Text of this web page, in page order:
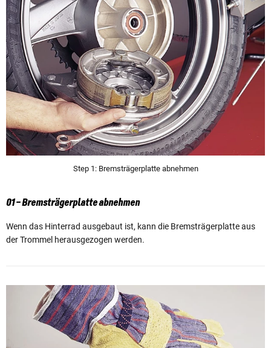
Step 1: Bremsträgerplatte abnehmen
01 – Bremsträgerplatte abnehmen
Wenn das Hinterrad ausgebaut ist, kann die Bremsträgerplatte aus
der Trommel herausgezogen werden.